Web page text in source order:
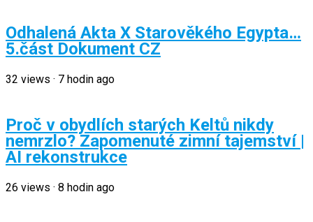
Odhalená Akta X Starověkého Egypta…
5.část Dokument CZ
32 views · 7 hodin ago
Proč v obydlích starých Keltů nikdy
nemrzlo? Zapomenuté zimní tajemství |
AI rekonstrukce
26 views · 8 hodin ago